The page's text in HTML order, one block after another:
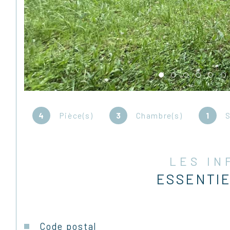
4 Pièce(s) 3 Chambre(s) 1
LES
Caractéristiques Valeurs
Code postal